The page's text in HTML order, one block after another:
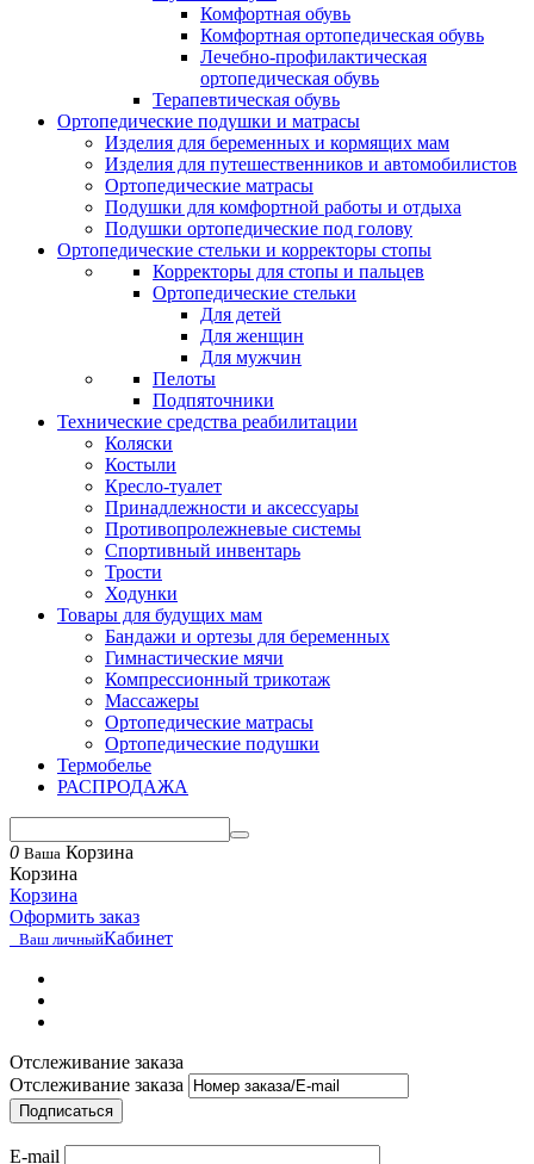
Комфортная обувь
Комфортная ортопедическая обувь
Лечебно-профилактическая
ортопедическая обувь
Терапевтическая обувь
Ортопедические подушки и матрасы
Изделия для беременных и кормящих мам
Изделия для путешественников и автомобилистов
Ортопедические матрасы
Подушки для комфортной работы и отдыха
Подушки ортопедические под голову
Ортопедические стельки и корректоры стопы
Корректоры для стопы и пальцев
Ортопедические стельки
Для детей
Для женщин
Для мужчин
Пелоты
Подпяточники
Технические средства реабилитации
Коляски
Костыли
Кресло-туалет
Принадлежности и аксессуары
Противопролежневые системы
Спортивный инвентарь
Трости
Ходунки
Товары для будущих мам
Бандажи и ортезы для беременных
Гимнастические мячи
Компрессионный трикотаж
Массажеры
Ортопедические матрасы
Ортопедические подушки
Термобелье
РАСПРОДАЖА
0 Ваша Корзина
Корзина
Корзина
Оформить заказ
Ваш личныйКабинет
Отслеживание заказа
Отслеживание заказа
Подписаться
E-mail